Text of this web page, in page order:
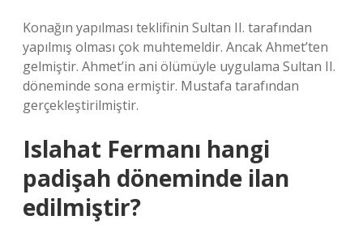
Konağın yapılması teklifinin Sultan II. tarafından
yapılmış olması çok muhtemeldir. Ancak Ahmet’ten
gelmiştir. Ahmet’in ani ölümüyle uygulama Sultan II.
döneminde sona ermiştir. Mustafa tarafından
gerçekleştirilmiştir.
Islahat Fermanı hangi
padişah döneminde ilan
edilmiştir?